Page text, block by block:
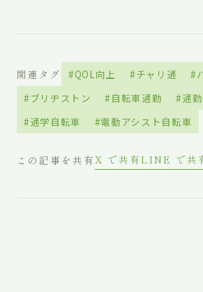
関連タグ #QOL向上 #チャリ通
#
#ブリヂストン
#自転車通勤
#通
#通学自転車
#電動アシスト自転車
この記事を共有X で共有LINE で共